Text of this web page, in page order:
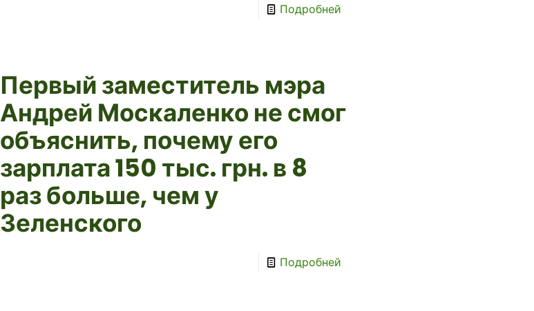
Подробней
Первый заместитель мэра
Андрей Москаленко не смог
объяснить, почему его
зарплата 150 тыс. грн. в 8
раз больше, чем у
Зеленского
Подробней